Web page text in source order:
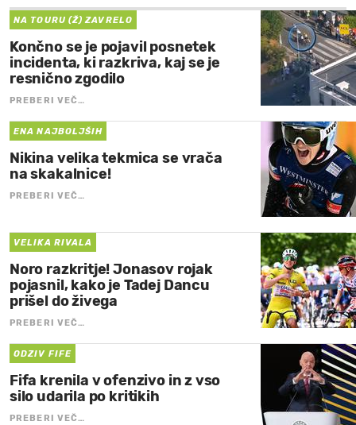
NA TOURU (Ž) ZAVRELO
Končno se je pojavil posnetek
incidenta, ki razkriva, kaj se je
resnično zgodilo
PREBERI VEČ…
ENA NAJBOLJŠIH
Nikina velika tekmica se vrača
na skakalnice!
PREBERI VEČ…
VELIKA RIVALA
Noro razkritje! Jonasov rojak
pojasnil, kako je Tadej Dancu
prišel do živega
PREBERI VEČ…
ODZIV FIFE
Fifa krenila v ofenzivo in z vso
silo udarila po kritikih
PREBERI VEČ…